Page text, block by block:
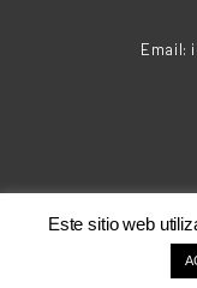
Email:
Este sitio web